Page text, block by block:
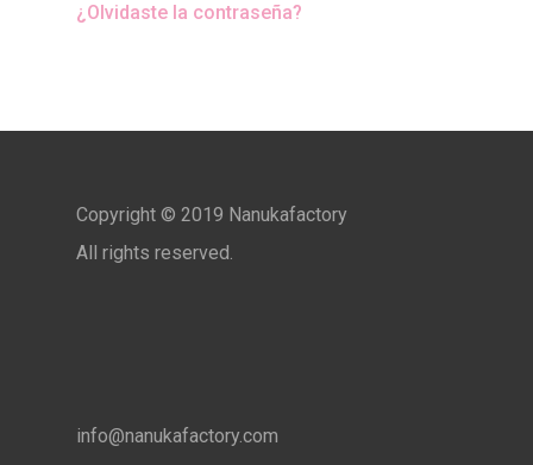
¿Olvidaste la contraseña?
Copyright © 2019 Nanukafactory
All rights reserved.
info@nanukafactory.com